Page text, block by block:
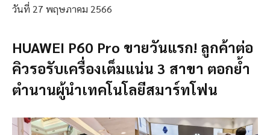
วันที่ 27 พฤษภาคม 2566
HUAWEI P60 Pro ขายวันแรก! ลูกค้าต่อ
คิวรอรับเครื่องเต็มแน่น 3 สาขา ตอกย้ำ
ตำนานผู้นำเทคโนโลยีสมาร์ทโฟน